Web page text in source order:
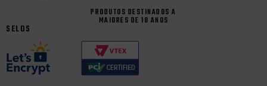
PRODUTOS DESTINADOS A
MAIORES DE 18 ANOS
SELOS